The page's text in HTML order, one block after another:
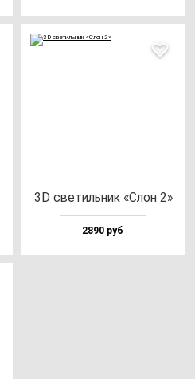
3D све­тиль­ник «Слон 2»
2890 руб